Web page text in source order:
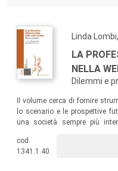
Linda
LA
NELLA
Dilemmi e
Il volume cerca di fornire
lo scenario e le prospettive
una società sempre più
del futuro può essere pronto
e complessi.
cod.
1341.1.40